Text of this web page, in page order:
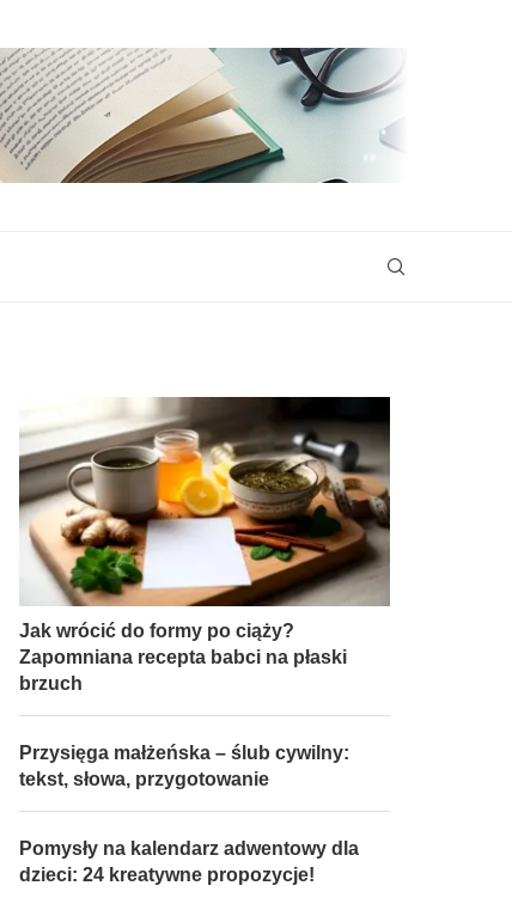
Jak wrócić do formy po ciąży?
Zapomniana recepta babci na płaski
brzuch
Przysięga małżeńska – ślub cywilny:
tekst, słowa, przygotowanie
Pomysły na kalendarz adwentowy dla
dzieci: 24 kreatywne propozycje!